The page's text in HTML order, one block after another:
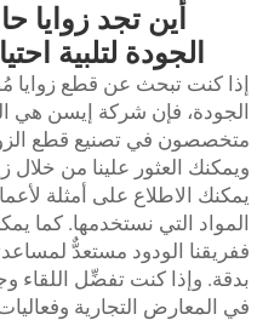
أين تجد زوايا
الجودة لتلبية
إذا كنت تبحث عن قطع
الجودة، فإن شركة إيسن هي
متخصصون في تصنيع قطع
ويمكنك العثور علينا من خلال
يمكنك الاطلاع على أمثلة
المواد التي نستخدمها. كما
ففريقنا الودود مستعدٌّ
بدقة. وإذا كنت تفضِّل اللقاء
في المعارض التجارية